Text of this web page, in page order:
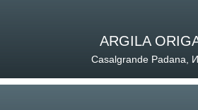
ARGILA
Casalgrande Padana,